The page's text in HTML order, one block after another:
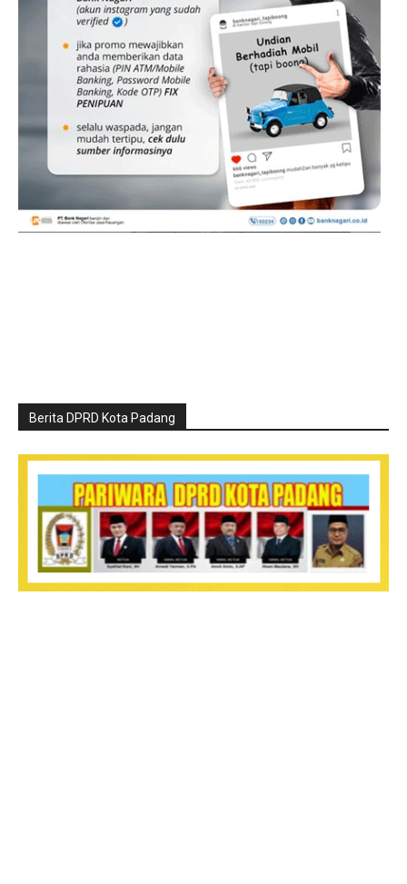
Berita DPRD Kota Padang